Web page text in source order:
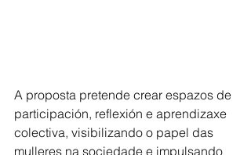
A proposta pretende crear espazos de
participación, reflexión e aprendizaxe
colectiva, visibilizando o papel das
mulleres na sociedade e impulsando